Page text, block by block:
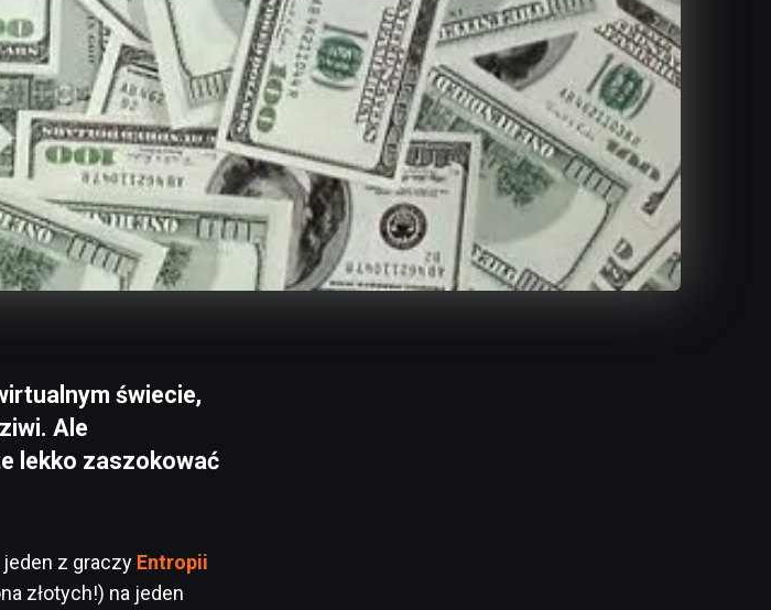
świecie,
Ale
lekko zaszokować
z graczy Entropii
złotych!) na jeden